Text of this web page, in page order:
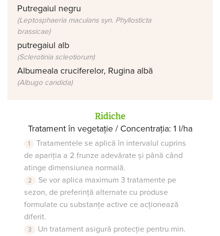
Putregaiul negru
(Leptosphaeria maculans syn. Phyllosticta
brassicae)
putregaiul alb
(Sclerotinia scleotiorum)
Albumeala cruciferelor, Rugina albă
(Albugo candida)
Ridiche
Tratament în vegetație / Concentrația: 1 l/ha
Tratamentele se aplică în intervalul cuprins
de apariția a 2 frunze adevărate și până când
atinge dimensiunea normală.
Se vor aplica maximum 3 tratamente pe
sezon, de preferință alternate cu produse
formulate cu substanțe active ce acționează
diferit.
Un tratament asigură protecție pentru min.